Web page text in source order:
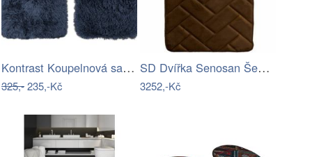
Kontrast Koupelnová sada koberců MEGAN…
325,-235,-Kč
SD Dvířka Senosan Šedá tmavá TopX lesk …
3252,-Kč